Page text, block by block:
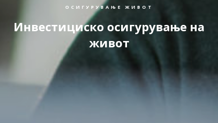
ОСИГУРУВАЊЕ ЖИВОТ
Инвестициско осигурување на
живот